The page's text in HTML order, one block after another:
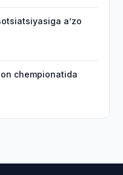
aʼzo
chempionatida